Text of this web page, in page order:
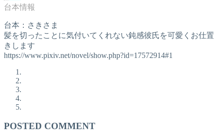
台本：さきさま
髪を切ったことに気付いてくれない鈍感彼氏を可愛くお仕置
きします
https://www.pixiv.net/novel/show.php?id=17572914#1
POSTED COMMENT